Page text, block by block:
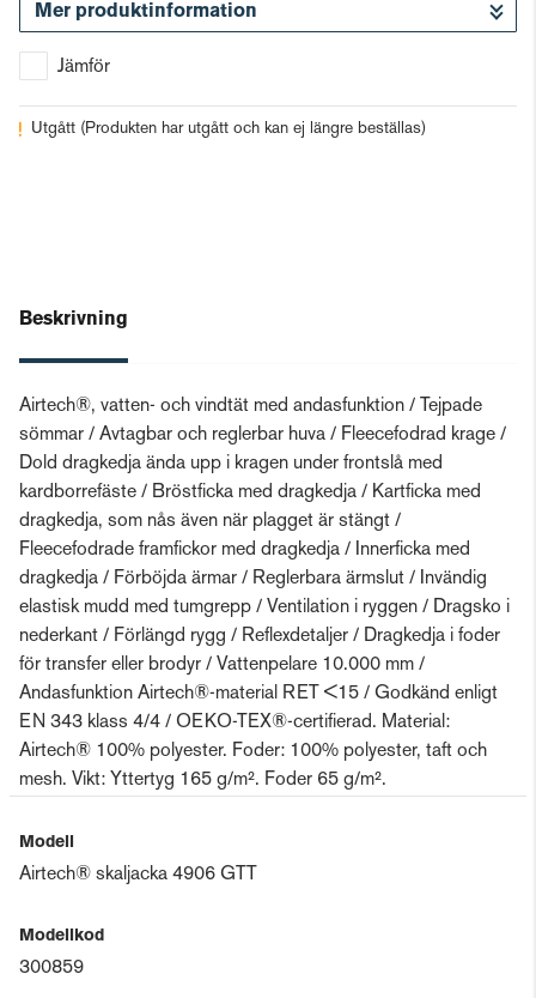
Mer produktinformation
Jämför
Utgått (Produkten har utgått och kan ej längre beställas)
Beskrivning
Airtech®, vatten- och vindtät med andasfunktion / Tejpade
sömmar / Avtagbar och reglerbar huva / Fleecefodrad krage /
Dold dragkedja ända upp i kragen under frontslå med
kardborrefäste / Bröstficka med dragkedja / Kartficka med
dragkedja, som nås även när plagget är stängt /
Fleecefodrade framfickor med dragkedja / Innerficka med
dragkedja / Förböjda ärmar / Reglerbara ärmslut / Invändig
elastisk mudd med tumgrepp / Ventilation i ryggen / Dragsko i
nederkant / Förlängd rygg / Reflexdetaljer / Dragkedja i foder
för transfer eller brodyr / Vattenpelare 10.000 mm /
Andasfunktion Airtech®-material RET <15 / Godkänd enligt
EN 343 klass 4/4 / OEKO-TEX®-certifierad. Material:
Airtech® 100% polyester. Foder: 100% polyester, taft och
mesh. Vikt: Yttertyg 165 g/m². Foder 65 g/m².
Modell
Airtech® skaljacka 4906 GTT
Modellkod
300859